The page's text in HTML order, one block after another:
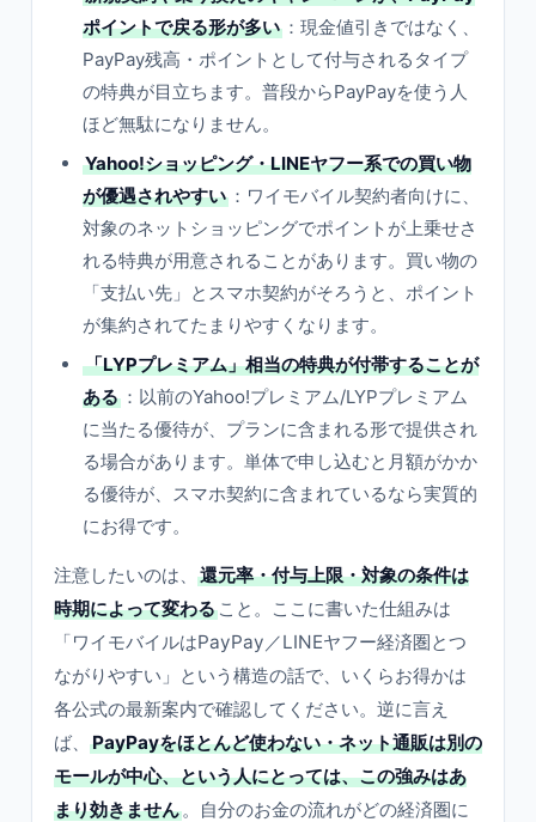
ポイントで戻る形が多い ：現金値引きではなく、
PayPay残高・ポイントとして付与されるタイプ
の特典が目立ちます。普段からPayPayを使う人
ほど無駄になりません。
Yahoo!ショッピング・LINEヤフー系での買い物
が優遇されやすい ：ワイモバイル契約者向けに、
対象のネットショッピングでポイントが上乗せさ
れる特典が用意されることがあります。買い物の
「支払い先」とスマホ契約がそろうと、ポイント
が集約されてたまりやすくなります。
「LYPプレミアム」相当の特典が付帯することが
ある ：以前のYahoo!プレミアム/LYPプレミアム
に当たる優待が、プランに含まれる形で提供され
る場合があります。単体で申し込むと月額がかか
る優待が、スマホ契約に含まれているなら実質的
にお得です。
注意したいのは、
還元率・付与上限・対象の条件は
時期によって変わる こと。ここに書いた仕組みは
「ワイモバイルはPayPay／LINEヤフー経済圏とつ
ながりやすい」という構造の話で、いくらお得かは
各公式の最新案内で確認してください。逆に言え
ば、
PayPayをほとんど使わない・ネット通販は別の
モールが中心、という人にとっては、この強みはあ
まり効きません。自分のお金の流れがどの経済圏に